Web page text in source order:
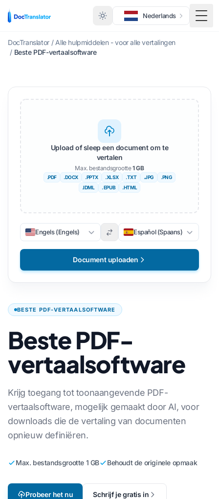
Nederlands
DocTranslator / Alle hulpmiddelen - voor alle vertalingen
/ Beste PDF-vertaalsoftware
BESTE PDF-VERTAALSOFTWARE
Beste PDF-
vertaalsoftware
Krijg toegang tot toonaangevende PDF-
vertaalsoftware, mogelijk gemaakt door AI, voor
downloads die de vertaling van documenten
opnieuw definiëren.
Max. bestandsgrootte 1 GB Behoudt de originele opmaak
Probeer het nu Schrijf je gratis in
Upload of sleep een document om te
vertalen
Max. bestandsgrootte1 GB
.PDF .DOCX .PPTX .XLSX .TXT .JPG
.PNG
.IDML
. EPUB .HTML
Engels (Engels) Español (Spaans)
Document uploaden